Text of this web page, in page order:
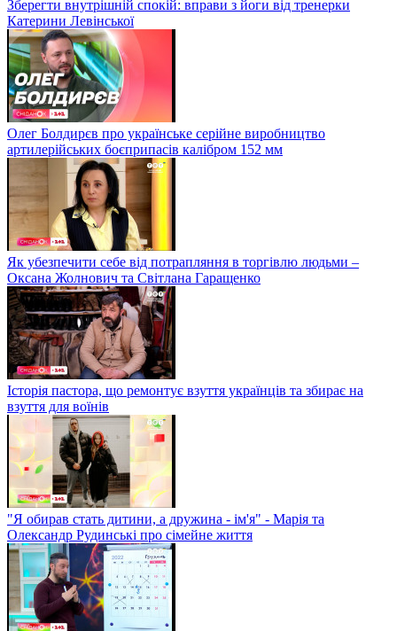
Зберегти внутрішній спокій: вправи з йоги від тренерки
Катерини Левінської
Олег Болдирєв про українське серійне виробництво
артилерійських боєприпасів калібром 152 мм
Як убезпечити себе від потрапляння в торгівлю людьми –
Оксана Жолнович та Світлана Гаращенко
Історія пастора, що ремонтує взуття українців та збирає на
взуття для воїнів
"Я обирав стать дитини, а дружина - ім'я" - Марія та
Олександр Рудинські про сімейне життя